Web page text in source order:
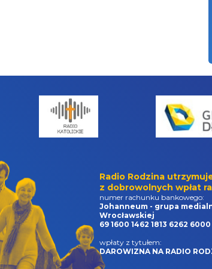
Radio Rodzina
z dobrowolnych wpłat
numer rachunku bankowego:
Johanneum - grupa
Wrocławskiej
69 1600 1462 1813 6262
wpłaty z tytułem:
DAROWIZNA NA RADIO